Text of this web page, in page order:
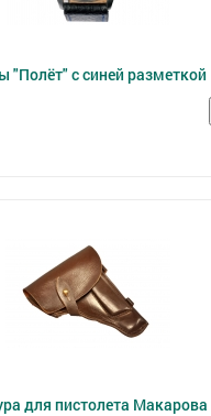
"Полёт" с синей разметкой
для пистолета Макарова